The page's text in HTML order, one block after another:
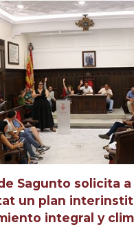
Sagunto solicita a
un plan
integral y